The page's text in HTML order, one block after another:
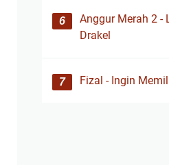
Anggur Merah 2 -
Drakel
Fizal - Ingin